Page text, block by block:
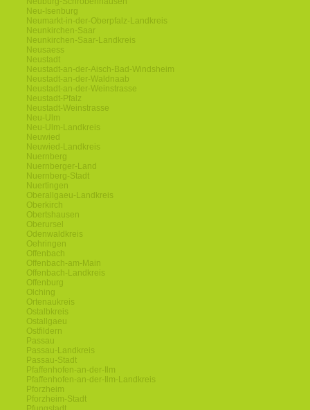
Neu-Isenburg
Neumarkt-in-der-Oberpfalz-Landkreis
Neunkirchen-Saar
Neunkirchen-Saar-Landkreis
Neusaess
Neustadt
Neustadt-an-der-Aisch-Bad-Windsheim
Neustadt-an-der-Waldnaab
Neustadt-an-der-Weinstrasse
Neustadt-Pfalz
Neustadt-Weinstrasse
Neu-Ulm
Neu-Ulm-Landkreis
Neuwied
Neuwied-Landkreis
Nuernberg
Nuernberger-Land
Nuernberg-Stadt
Nuertingen
Oberallgaeu-Landkreis
Oberkirch
Obertshausen
Oberursel
Odenwaldkreis
Oehringen
Offenbach
Offenbach-am-Main
Offenbach-Landkreis
Offenburg
Olching
Ortenaukreis
Ostalbkreis
Ostallgaeu
Ostfildern
Passau
Passau-Landkreis
Passau-Stadt
Pfaffenhofen-an-der-Ilm
Pfaffenhofen-an-der-Ilm-Landkreis
Pforzheim
Pforzheim-Stadt